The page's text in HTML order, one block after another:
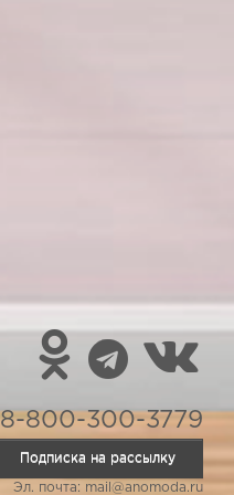
8-800-300-3779
Подписка на рассылку
Эл. почта: mail@anomoda.ru